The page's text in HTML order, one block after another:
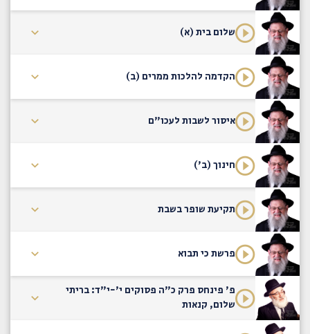
שלום בית (א)
הקדמה להלכות ממרים (ב)
איסור לשבות לעכו"ם
חינוך (ב')
תקיעת שופר בשבת
פרשת כי תבוא
פ' פינחס פרק כ"ה פסוקים י'-י"ד: בריתי
שלום, קנאות